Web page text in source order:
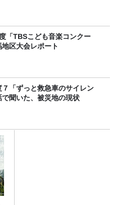
「TBSこども音楽コンクー
区大会レポート
７「ずっと救急車のサイレン
で聞いた、被災地の現状